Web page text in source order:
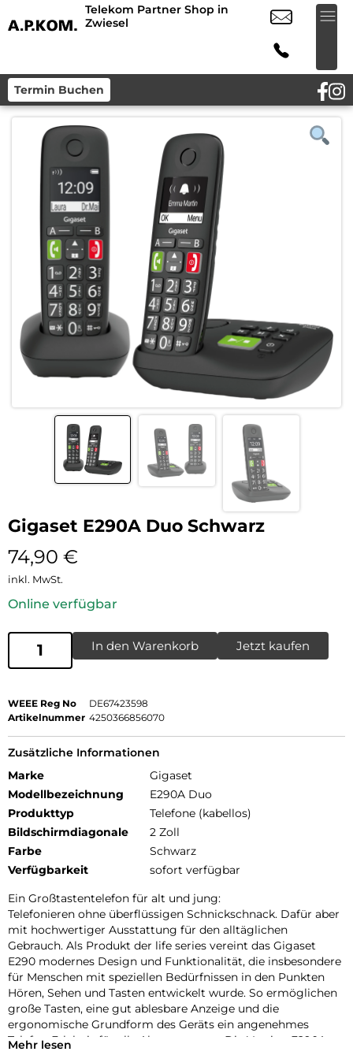
Telekom Partner Shop in
Zwiesel
Termin Buchen
Gigaset E290A Duo Schwarz
74,90 €
inkl. MwSt.
Online verfügbar
In den Warenkorb Jetzt kaufen
WEEE Reg No
DE67423598
Artikelnummer 4250366856070
Zusätzliche Informationen
Marke
Gigaset
Modellbezeichnung
E290A Duo
Produkttyp
Telefone (kabellos)
Bildschirmdiagonale
2 Zoll
Farbe
Schwarz
Verfügbarkeit
sofort verfügbar
Ein Großtastentelefon für alt und jung:
Telefonieren ohne überflüssigen Schnickschnack. Dafür aber
mit hochwertiger Ausstattung für den alltäglichen
Gebrauch. Als Produkt der life series vereint das Gigaset
E290 modernes Design und Funktionalität, die insbesondere
für Menschen mit speziellen Bedürfnissen in den Punkten
Hören, Sehen und Tasten entwickelt wurde. So ermöglichen
große Tasten, eine gut ablesbare Anzeige und die
ergonomische Grundform des Geräts ein angenehmes
Telefon-Erlebnis für alle Altersgruppen. Die Version E290A
Mehr lesen